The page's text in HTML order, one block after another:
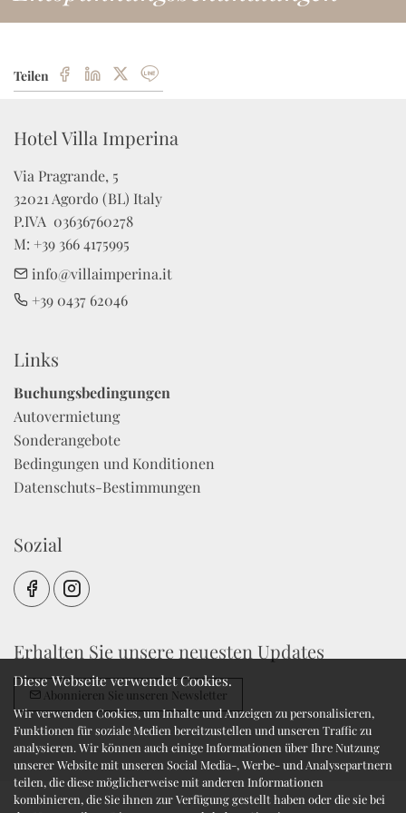
Teilen
Hotel Villa Imperina
Via Pragrande, 5
32021 Agordo (BL) Italy
P.IVA  03636760278
M: +39 366 4175995
info@villaimperina.it
+39 0437 62046
Links
Buchungsbedingungen
Autovermietung
Sonderangebote
Bedingungen und Konditionen
Datenschuts-Bestimmungen
Sozial
Erhalten Sie unsere neuesten Updates
Abonnieren Sie unseren Newsletter
Diese Webseite verwendet Cookies.
Wir verwenden Cookies, um Inhalte und Anzeigen zu personalisieren,
Funktionen für soziale Medien bereitzustellen und unseren Traffic zu
analysieren. Wir können auch einige Informationen über Ihre Nutzung
unserer Website mit unseren Social Media-, Werbe- und Analysepartnern
teilen, die diese möglicherweise mit anderen Informationen
kombinieren, die Sie ihnen zur Verfügung gestellt haben oder die sie bei